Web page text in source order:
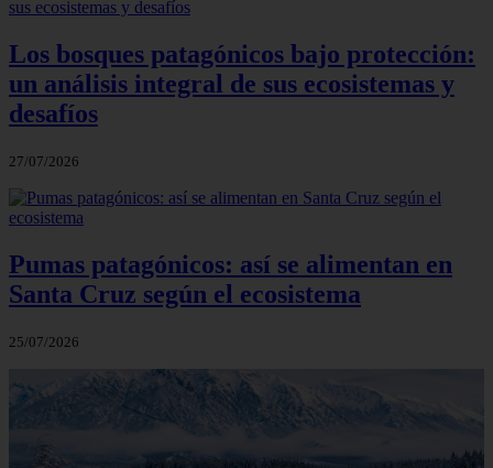
Los bosques patagónicos bajo protección:
un análisis integral de sus ecosistemas y
desafíos
27/07/2026
Pumas patagónicos: así se alimentan en
Santa Cruz según el ecosistema
25/07/2026